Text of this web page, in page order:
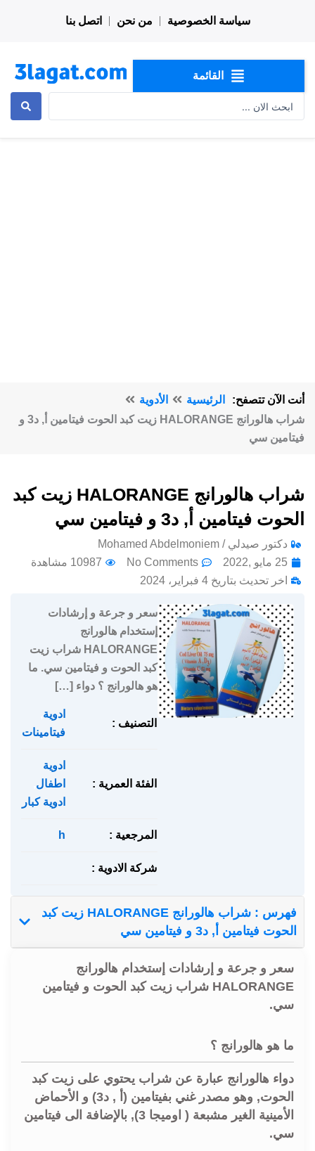
سياسة الخصوصية من نحن اتصل بنا
القائمة
أنت الآن تتصفح: الرئيسية
الأدوية
شراب هالورانج HALORANGE زيت كبد الحوت فيتامين أ, د3 و
فيتامين سي
شراب هالورانج HALORANGE زيت كبد
الحوت فيتامين أ, د3 و فيتامين سي
دكتور صيدلي / Mohamed Abdelmoniem
25 مايو ,2022
No Comments
10987 مشاهدة
اخر تحديث بتاريخ 4 فبراير، 2024
سعر و جرعة و إرشادات
إستخدام هالورانج
HALORANGE شراب زيت
كبد الحوت و فيتامين سي. ما
هو هالورانج ؟ دواء […]
التصنيف :
ادوية
فيتامينات
الفئة العمرية :
ادوية
اطفال
ادوية كبار
المرجعية : h
شركة الادوية :
فهرس : شراب هالورانج HALORANGE زيت كبد
الحوت فيتامين أ, د3 و فيتامين سي
سعر و جرعة و إرشادات إستخدام هالورانج
HALORANGE شراب زيت كبد الحوت و فيتامين
سي.
ما هو هالورانج ؟
دواء هالورانج عبارة عن شراب يحتوي على زيت كبد
الحوت, وهو مصدر غني بفيتامين (أ , د3) و الأحماض
الأمينية الغير مشبعة ( اوميجا 3), بالإضافة الى فيتامين
سي.